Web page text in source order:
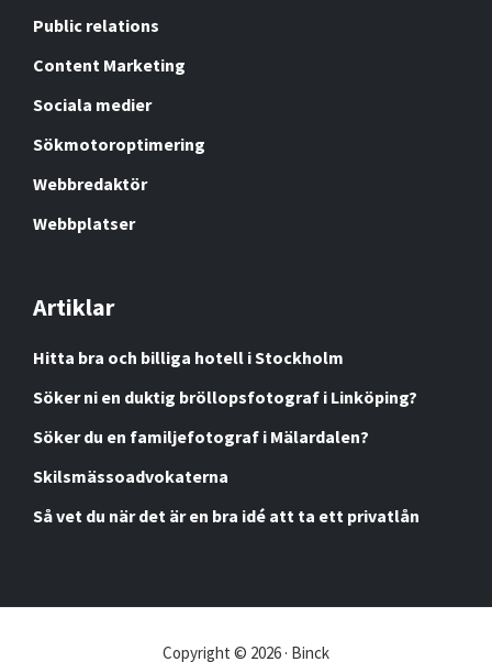
Public relations
Content Marketing
Sociala medier
Sökmotoroptimering
Webbredaktör
Webbplatser
Artiklar
Hitta bra och billiga hotell i Stockholm
Söker ni en duktig bröllopsfotograf i Linköping?
Söker du en familjefotograf i Mälardalen?
Skilsmässoadvokaterna
Så vet du när det är en bra idé att ta ett privatlån
Copyright © 2026 · Binck